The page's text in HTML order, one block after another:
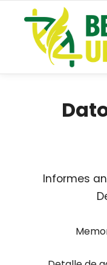
Informes